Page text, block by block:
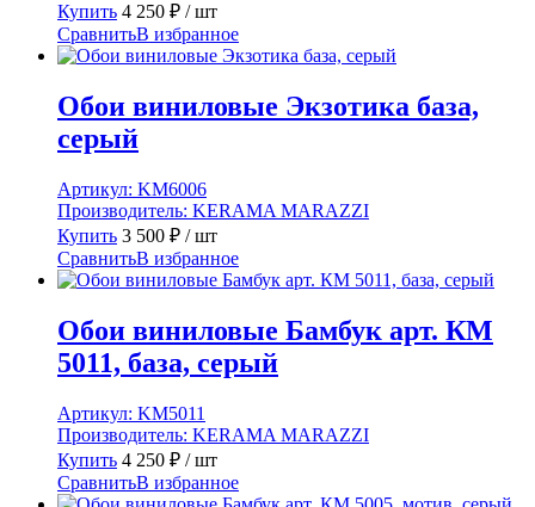
Купить 4 250 ₽ / шт
СравнитьВ избранное
Обои виниловые Экзотика база,
серый
Артикул: KM6006
Производитель: KERAMA MARAZZI
Купить 3 500 ₽ / шт
СравнитьВ избранное
Обои виниловые Бамбук арт. КМ
5011, база, серый
Артикул: KM5011
Производитель: KERAMA MARAZZI
Купить 4 250 ₽ / шт
СравнитьВ избранное